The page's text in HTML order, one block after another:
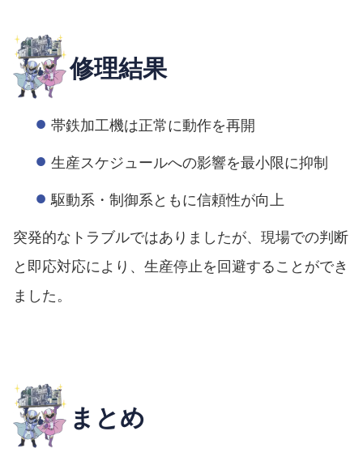
修理結果
帯鉄加工機は正常に動作を再開
生産スケジュールへの影響を最小限に抑制
駆動系・制御系ともに信頼性が向上
突発的なトラブルではありましたが、現場での判断
と即応対応により、生産停止を回避することができ
ました。
まとめ